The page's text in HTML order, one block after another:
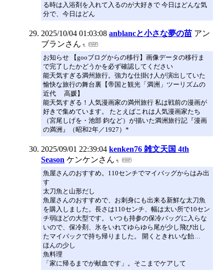
る時は入浴剤を入れて入るのが大好きで 今日はどんな気
分で、今日はどん
2025/10/04 01:03:08 anblancと小さな夢の苗 アン
ブランさん
お知らせ 【gooブログからの移行】画像データの移行ま
で完了したかどうかを必ず確認してください
能天気すぎる満州旅行。強力な仕掛け人が演出していた
愉快な旅行の舞台裏【帝国と観光「満洲」ツーリズムの
近代 高媛】
能天気すぎる！人気漫画家の満州旅行 私は戦前の漫画が
好きで集めています。 たとえばこれは人気漫画家たち
（宮尾しげを・池部 鈞など）が描いた満洲旅行記『漫画
の満洲』（昭和2年／1927）*
2025/09/01 22:39:04 kenken76 雑文天国 4th
Season ケンケンさん
魚屋さんのおすすめ。110センチでマイバッグからはみ出
す
太刀魚と山形だし
魚屋さんのおすすめで、お刺身にも出来る新鮮な太刀魚
を購入しました。長さは110センチ、幅は太い所で10セン
チ弱ほどの大型です。 いつも持参の保冷バッグに入らな
いので、保冷剤、氷をいれてゆらゆら尾が少し飛び出し
たマイバックで持ち帰りました。 開くときれいな飴…
ほんの少し
魚料理
「家に帰るまでが献血です」。そこまでケアして